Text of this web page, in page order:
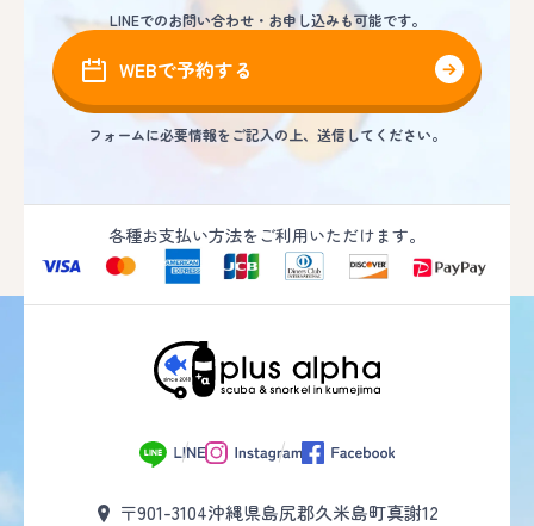
LINEでのお問い合わせ・お申し込みも可能です。
WEBで予約する
フォームに必要情報をご記入の上、送信してください。
各種お支払い方法をご利用いただけます。
〒901-3104沖縄県島尻郡久米島町真謝12